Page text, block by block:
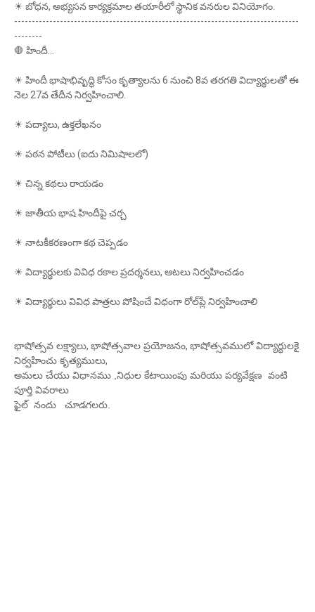
☀ బోధన, అభ్యసన కార్యక్రమాల తయారీలో స్థానిక వనరుల వినియోగం.
---------------------------------------------------------------------------------
--------
🛑 హిందీ...
☀ హిందీ భాషాభివృద్ధి కోసం కృత్యాలను 6 నుంచి 8వ తరగతి విద్యార్థులతో ఈ
నెల 27వ తేదీన నిర్వహించాలి.
☀ పద్యాలు, ఉక్తలేఖనం
☀ పఠన పోటీలు (ఐదు నిమిషాలలో)
☀ చిన్న కథలు రాయడం
☀ జాతీయ భాష హిందీపై చర్చ
☀ నాటకీకరణంగా కథ చెప్పడం
☀ విద్యార్థులకు వివిధ రకాల ప్రదర్శనలు, ఆటలు నిర్వహించడం
☀ విద్యార్థులు వివిధ పాత్రలు పోషించే విధంగా రోల్‌ప్లే నిర్వహించాలి
భాషోత్సవ లక్ష్యాలు, భాషోత్సవాల ప్రయోజనం, భాషోత్సవములో విద్యార్ధులకై
నిర్వహించు కృత్యములు,
అమలు చేయు విధానము ,నిధుల కేటాయింపు మరియు పర్యవేక్షణ వంటి
పూర్తి వివరాలు
ఫైల్ నందు చూడగలరు.